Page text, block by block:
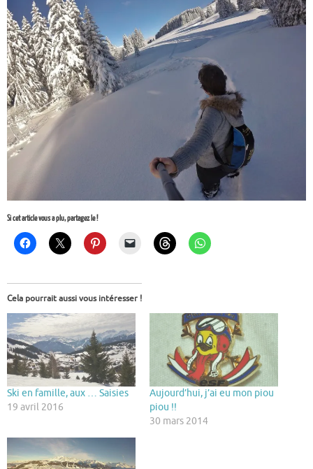
Si cet article vous a plu, partagez le !
Cela pourrait aussi vous intéresser !
Ski en famille, aux … Saisies
19 avril 2016
Aujourd’hui, j’ai eu mon piou
piou !!
30 mars 2014